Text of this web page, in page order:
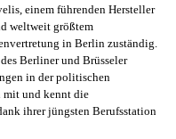
einem führenden Hersteller
weltweit größtem
in Berlin zuständig.
Berliner und Brüsseler
in der politischen
und kennt die
ihrer jüngsten Berufsstation